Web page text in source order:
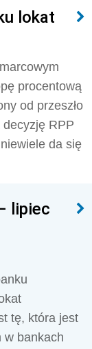
lokat
procentową
od przeszło
RPP
da się
lipiec
tę, która jest
w bankach